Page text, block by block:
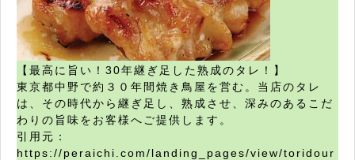
【最高に旨い！30年継ぎ足した熟成のタレ！】
東京都中野で約３０年間焼き鳥屋を営む。当店のタレ
は、その時代から継ぎ足し、熟成させ、深みのあるこだ
わりの旨味をお客様へご提供します。
引用元：
https://peraichi.com/landing_pages/view/toridour